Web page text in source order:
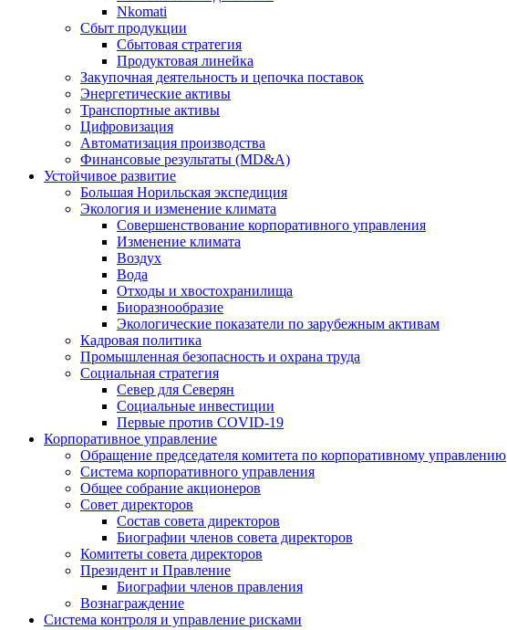
Nkomati
Сбыт продукции
Сбытовая стратегия
Продуктовая линейка
Закупочная деятельность и цепочка поставок
Энергетические активы
Транспортные активы
Цифровизация
Автоматизация производства
Финансовые результаты (MD&A)
Устойчивое развитие
Большая Норильская экспедиция
Экология и изменение климата
Совершенствование корпоративного управления
Изменение климата
Воздух
Вода
Отходы и хвостохранилища
Биоразнообразие
Экологические показатели по зарубежным активам
Кадровая политика
Промышленная безопасность и охрана труда
Социальная стратегия
Север для Северян
Социальные инвестиции
Первые против COVID‑19
Корпоративное управление
Обращение председателя комитета по корпоративному управлению
Система корпоративного управления
Общее собрание акционеров
Совет директоров
Состав совета директоров
Биографии членов совета директоров
Комитеты совета директоров
Президент и Правление
Биографии членов правления
Вознаграждение
Система контроля и управление рисками